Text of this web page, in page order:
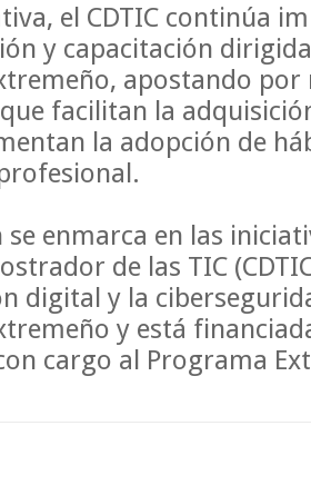
el CDTIC continúa
y capacitación
apostando
facilitan la
la adopción de
se enmarca en las
de las TIC
digital y la
y está
cargo al Programa